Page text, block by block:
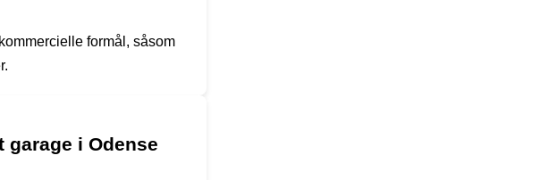
formål, såsom
garage i Odense